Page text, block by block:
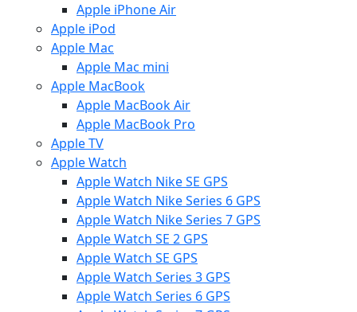
Apple iPhone Air
Apple iPod
Apple Mac
Apple Mac mini
Apple MacBook
Apple MacBook Air
Apple MacBook Pro
Apple TV
Apple Watch
Apple Watch Nike SE GPS
Apple Watch Nike Series 6 GPS
Apple Watch Nike Series 7 GPS
Apple Watch SE 2 GPS
Apple Watch SE GPS
Apple Watch Series 3 GPS
Apple Watch Series 6 GPS